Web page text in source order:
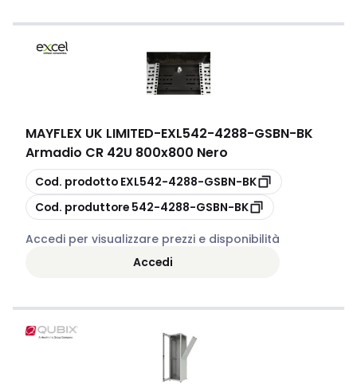
fondamentale per il corretto funzionamento delle reti.
telecomunicazioni sono dotati di caratteristiche come
ventilazione, accessibilità e sicurezza, che facilitano
l'installazione e la manutenzione dei sistemi telecom.
Scegliere un cabinet adeguato è cruciale per ottimizzare le
prestazioni e garantire la longevità delle infrastrutture di
MAYFLEX UK LIMITED-EXL542-4288-GSBN-BK
Armadio CR 42U 800x800 Nero
copia
Cod. prodotto EXL542-4288-GSBN-BK
copia
Cod. produttore 542-4288-GSBN-BK
Accedi per visualizzare prezzi e disponibilità
Accedi